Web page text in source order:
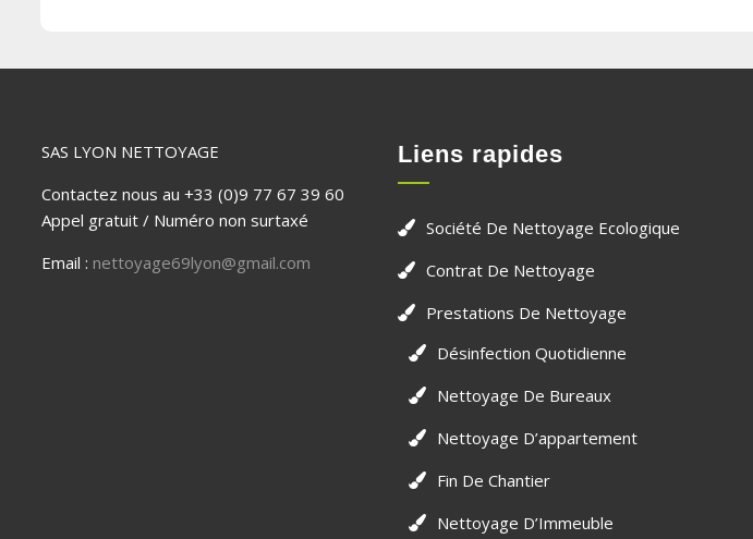
SAS LYON NETTOYAGE
Contactez nous au +33 (0)9 77 67 39 60
Appel gratuit / Numéro non surtaxé
Email : nettoyage69lyon@gmail.com
Liens rapides
Société De Nettoyage Ecologique
Contrat De Nettoyage
Prestations De Nettoyage
Désinfection Quotidienne
Nettoyage De Bureaux
Nettoyage D’appartement
Fin De Chantier
Nettoyage D’Immeuble